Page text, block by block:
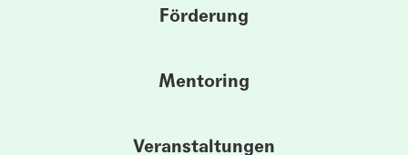
Förderung
Mentoring
Veranstaltungen